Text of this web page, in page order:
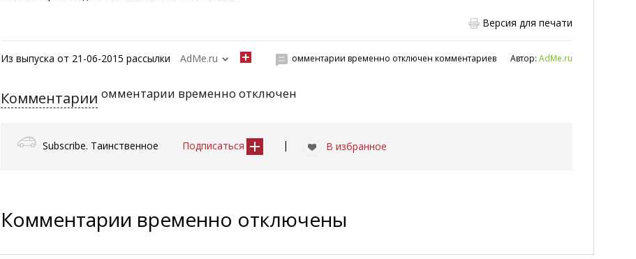
Версия для печати
Из выпуска от 21-06-2015 рассылки AdMe.ru Автор: AdMe.ru
омментарии временно отключен комментариев
Комментарии омментарии временно отключен
Subscribe. Таинственное Подписаться | В избранное
Комментарии временно отключены